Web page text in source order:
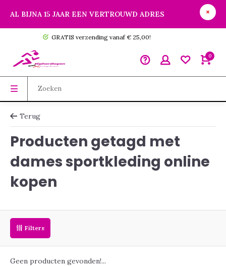
AL BIJNA 15 JAAR EEN VERTROUWD ADRES
GRATIS verzending vanaf € 25,00!
0
Terug
Producten getagd met
dames sportkleding online
kopen
Filters
Geen producten gevonden!...